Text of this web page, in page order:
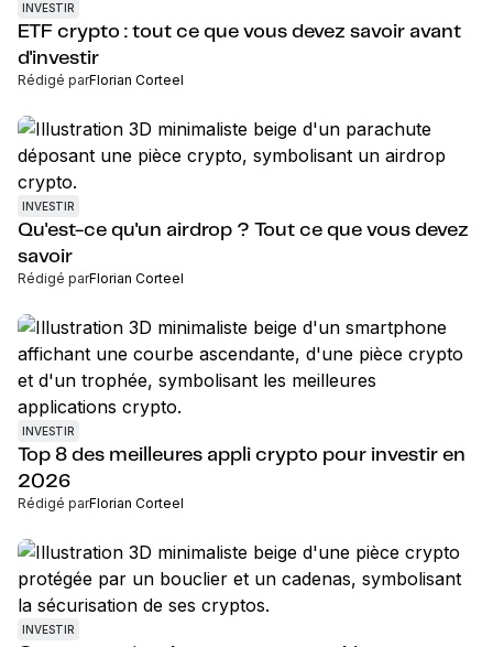
INVESTIR
ETF crypto : tout ce que vous devez savoir avant
d'investir
Rédigé parFlorian Corteel
INVESTIR
Qu'est-ce qu'un airdrop ? Tout ce que vous devez
savoir
Rédigé parFlorian Corteel
INVESTIR
Top 8 des meilleures appli crypto pour investir en
2026
Rédigé parFlorian Corteel
INVESTIR